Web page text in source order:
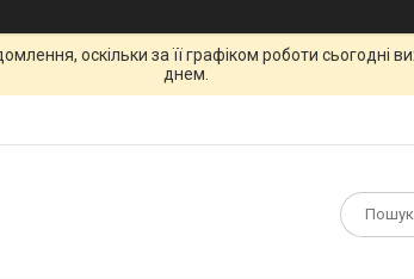
оскільки за її графіком роботи
днем.